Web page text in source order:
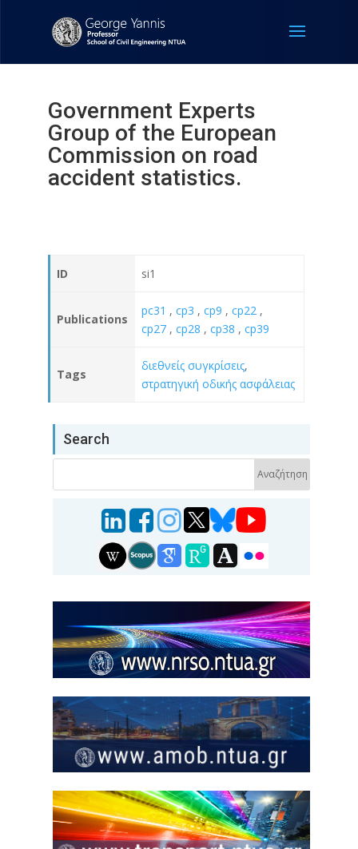
Government Experts
Group of the European
Commission on road
accident statistics.
ID si1
Publications
pc31 , cp3 , cp9 , cp22 ,
cp27 , cp28 , cp38 , cp39
Tags
διεθνείς συγκρίσεις,
στρατηγική οδικής ασφάλειας
Search